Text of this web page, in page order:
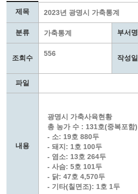
제목 2023년 광명시 가축통계
분류 가축통계 부서명
조회수
556
작성일
파일
내용
광명시 가축사육현황
총 농가 수 : 131호(중복포함)
- 소: 19호 880두
- 돼지: 1호 100두
- 염소: 13호 264두
- 사슴: 5호 101두
- 닭: 47호 4,570두
- 기타(칠면조): 1호 1두